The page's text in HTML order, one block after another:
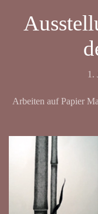
1.
Arbeiten auf Papier